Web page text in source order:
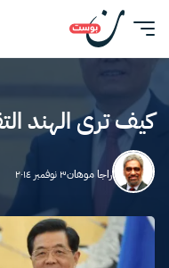
كيف ترى الهند
راجا موهان٣ نوفمبر ٢٠١٤